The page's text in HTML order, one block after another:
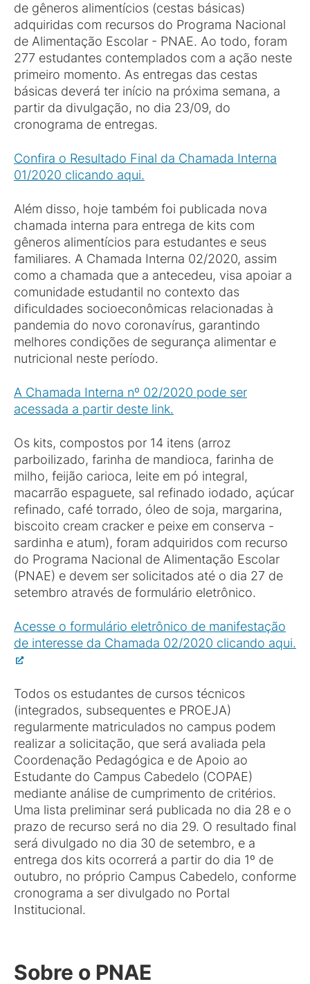
de gêneros alimentícios (cestas básicas)
adquiridas com recursos do Programa Nacional
de Alimentação Escolar - PNAE. Ao todo, foram
277 estudantes contemplados com a ação neste
primeiro momento. As entregas das cestas
básicas deverá ter início na próxima semana, a
partir da divulgação, no dia 23/09, do
cronograma de entregas.
Confira o Resultado Final da Chamada Interna
01/2020 clicando aqui.
Além disso, hoje também foi publicada nova
chamada interna para entrega de kits com
gêneros alimentícios para estudantes e seus
familiares. A Chamada Interna 02/2020, assim
como a chamada que a antecedeu, visa apoiar a
comunidade estudantil no contexto das
dificuldades socioeconômicas relacionadas à
pandemia do novo coronavírus, garantindo
melhores condições de segurança alimentar e
nutricional neste período.
A Chamada Interna nº 02/2020 pode ser
acessada a partir deste link.
Os kits, compostos por 14 itens (arroz
parboilizado, farinha de mandioca, farinha de
milho, feijão carioca, leite em pó integral,
macarrão espaguete, sal refinado iodado, açúcar
refinado, café torrado, óleo de soja, margarina,
biscoito cream cracker e peixe em conserva -
sardinha e atum), foram adquiridos com recurso
do Programa Nacional de Alimentação Escolar
(PNAE) e devem ser solicitados até o dia 27 de
setembro através de formulário eletrônico.
Acesse o formulário eletrônico de manifestação
de interesse da Chamada 02/2020 clicando aqui.
Todos os estudantes de cursos técnicos
(integrados, subsequentes e PROEJA)
regularmente matriculados no campus podem
realizar a solicitação, que será avaliada pela
Coordenação Pedagógica e de Apoio ao
Estudante do Campus Cabedelo (COPAE)
mediante análise de cumprimento de critérios.
Uma lista preliminar será publicada no dia 28 e o
prazo de recurso será no dia 29. O resultado final
será divulgado no dia 30 de setembro, e a
entrega dos kits ocorrerá a partir do dia 1º de
outubro, no próprio Campus Cabedelo, conforme
cronograma a ser divulgado no Portal
Institucional.
Sobre o PNAE